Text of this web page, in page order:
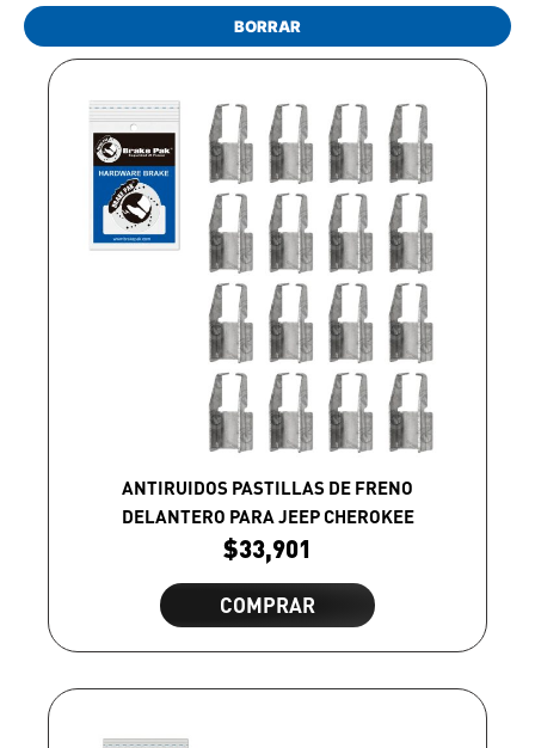
BORRAR
ANTIRUIDOS PASTILLAS DE FRENO
DELANTERO PARA JEEP CHEROKEE
$33,901
COMPRAR